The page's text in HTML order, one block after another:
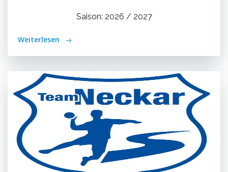
Saison: 2026 / 2027
Weiterlesen